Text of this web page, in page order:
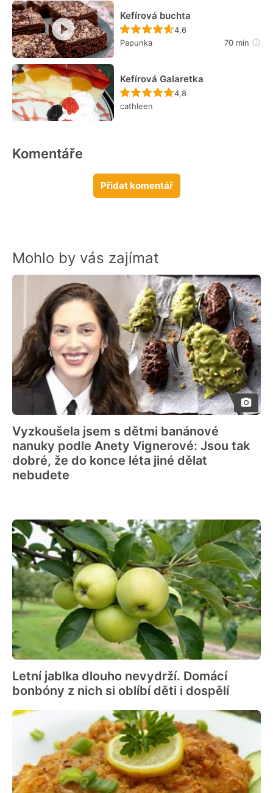
Kefírová buchta
Recept ještě nebyl
4,6
Papunka
70 min
Kefírová Galaretka
Recept ještě nebyl
4,8
cathleen
Komentáře
Přidat komentář
Mohlo by vás zajímat
Vyzkoušela jsem s dětmi banánové
nanuky podle Anety Vignerové: Jsou tak
dobré, že do konce léta jiné dělat
nebudete
Letní jablka dlouho nevydrží. Domácí
bonbóny z nich si oblíbí děti i dospělí